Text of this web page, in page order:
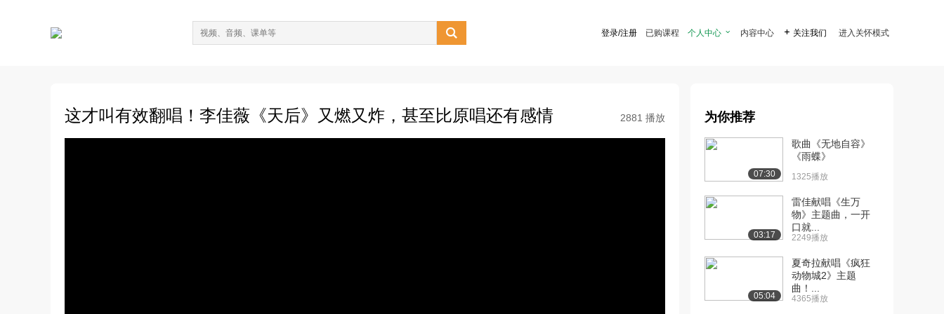
 登录/注册 已购课程 个人中心  内容中心  关注我们 进入关怀模式
这才叫有效翻唱！李佳薇《天后》又燃又炸，甚至比原唱还有感情 2881 播放 为你推荐
07:30
歌曲《无地自容》
《雨蝶》
1325播放
03:17
雷佳献唱《生万
物》主题曲，一开
口就...
2249播放
05:04
夏奇拉献唱《疯狂
动物城2》主题
曲！...
4365播放